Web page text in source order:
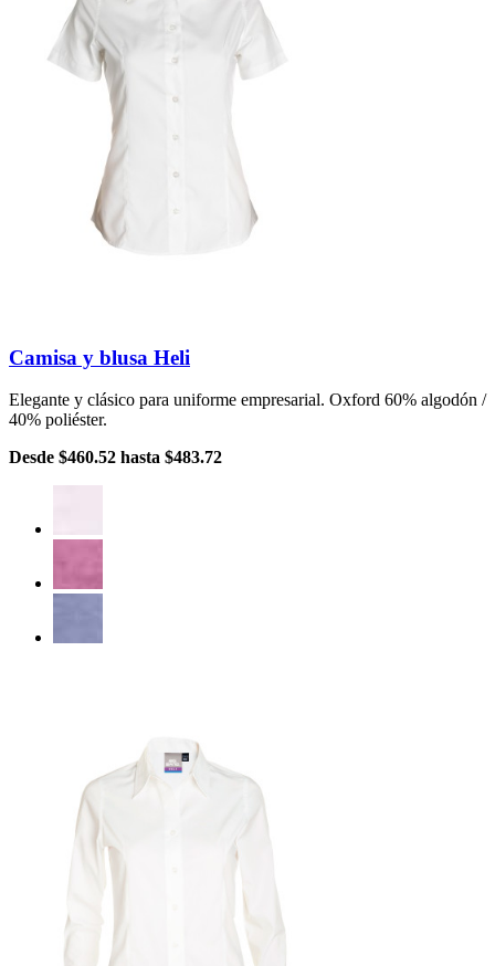
Camisa y blusa Heli
Elegante y clásico para uniforme empresarial. Oxford 60% algodón /
40% poliéster.
Desde $460.52 hasta $483.72